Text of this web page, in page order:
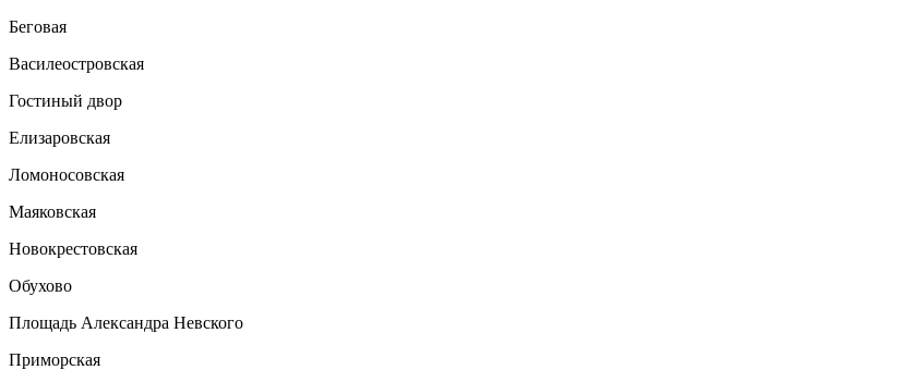
Беговая
Василеостровская
Гостиный двор
Елизаровская
Ломоносовская
Маяковская
Новокрестовская
Обухово
Площадь Александра Невского
Приморская